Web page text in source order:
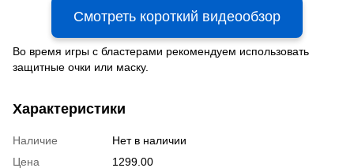
Смотреть короткий видеообзор
Во время игры с бластерами рекомендуем использовать
защитные очки или маску.
Характеристики
Наличие
Нет в наличии
Цена
1299.00